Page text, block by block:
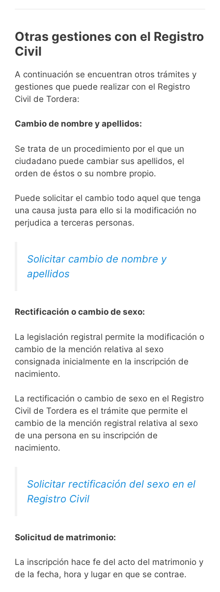
Otras gestiones con el Registro
Civil
A continuación se encuentran otros trámites y
gestiones que puede realizar con el Registro
Civil de Tordera:
Cambio de nombre y apellidos:
Se trata de un procedimiento por el que un
ciudadano puede cambiar sus apellidos, el
orden de éstos o su nombre propio.
Puede solicitar el cambio todo aquel que tenga
una causa justa para ello si la modificación no
perjudica a terceras personas.
Solicitar cambio de nombre y
apellidos
Rectificación o cambio de sexo:
La legislación registral permite la modificación o
cambio de la mención relativa al sexo
consignada inicialmente en la inscripción de
nacimiento.
La rectificación o cambio de sexo en el Registro
Civil de Tordera es el trámite que permite el
cambio de la mención registral relativa al sexo
de una persona en su inscripción de
nacimiento.
Solicitar rectificación del sexo en el
Registro Civil
Solicitud de matrimonio:
La inscripción hace fe del acto del matrimonio y
de la fecha, hora y lugar en que se contrae.